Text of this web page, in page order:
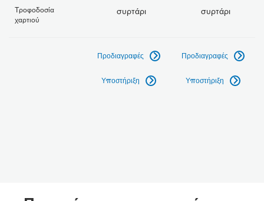
Τροφοδοσία
χαρτιού
συρτάρι συρτάρι
Προδιαγραφές 
Υποστήριξη 
Προδιαγραφές 
Υποστήριξη 